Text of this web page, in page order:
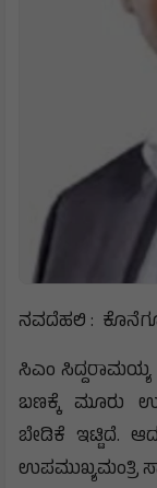
ನವದೆಹಲಿ :
ಸಿಎಂ ಸಿದ್ದರಾಮಯ್ಯ
ಬಣಕ್ಕೆ ಮೂರು
ಬೇಡಿಕೆ ಇಟ್ಟಿದೆ.
ಉಪಮುಖ್ಯಮಂತ್ರಿ